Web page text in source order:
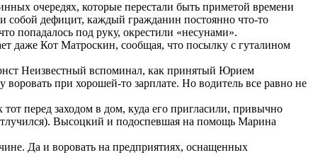
очередях, которые перестали быть приметой времени
собой дефицит, каждый гражданин постоянно что-то
попадалось под руку, окрестили «несунами».
даже Кот Матроскин, сообщая, что посылку с гуталином
Неизвестный вспоминал, как принятый Юрием
при хорошей-то зарплате. Но водитель все равно не
перед заходом в дом, куда его пригласили, привычно
Высоцкий и подоспевшая на помощь Марина
Да и воровать на предприятиях, оснащенных